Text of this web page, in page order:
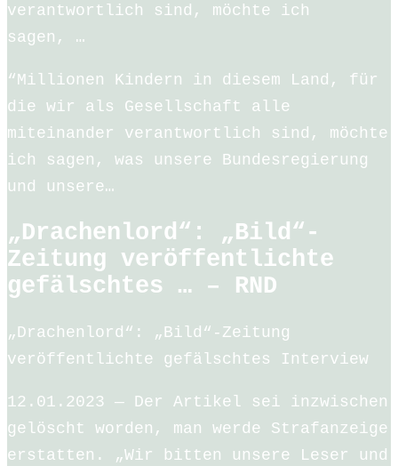
verantwortlich sind, möchte ich
sagen, …
“Millionen Kindern in diesem Land, für
die wir als Gesellschaft alle
miteinander verantwortlich sind, möchte
ich sagen, was unsere Bundesregierung
und unsere…
„Drachenlord“: „Bild“-
Zeitung veröffentlichte
gefälschtes … – RND
„Drachenlord“: „Bild“-Zeitung
veröffentlichte gefälschtes Interview
12.01.2023 — Der Artikel sei inzwischen
gelöscht worden, man werde Strafanzeige
erstatten. „Wir bitten unsere Leser und